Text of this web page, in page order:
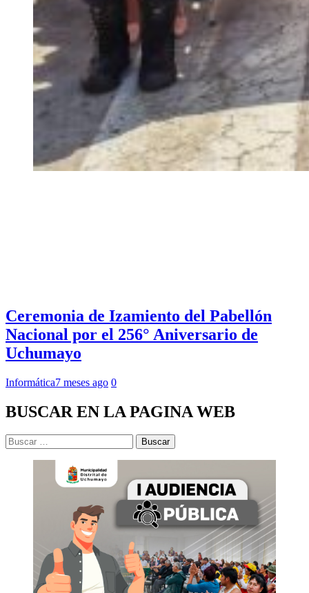
Ceremonia de Izamiento del Pabellón
Nacional por el 256° Aniversario de
Uchumayo
Informática7 meses ago 0
BUSCAR EN LA PAGINA WEB
Buscar: